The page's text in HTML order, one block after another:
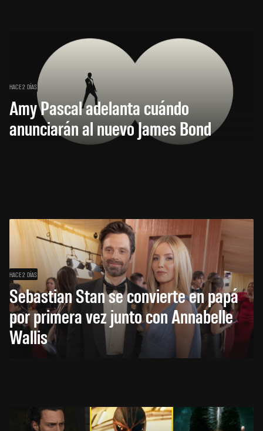
HACE 2 DÍAS
Amy Pascal adelanta cuándo
anunciarán al nuevo James Bond
HACE 2 DÍAS
Sebastian Stan se convierte en papá
por primera vez junto con Annabelle
Wallis